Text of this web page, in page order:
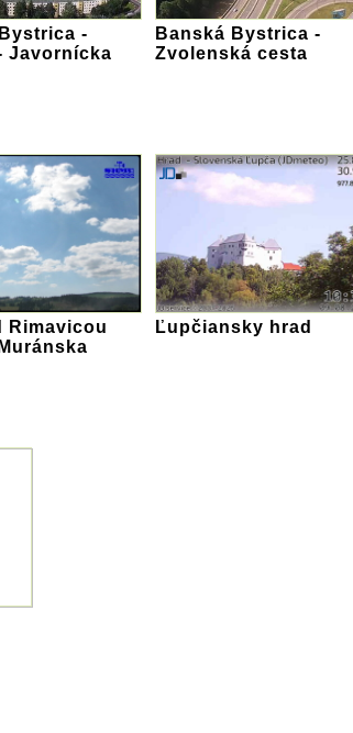
-
Javornícka
Banská Bystrica -
Zvolenská cesta
Rimavicou
Ľupčiansky hrad